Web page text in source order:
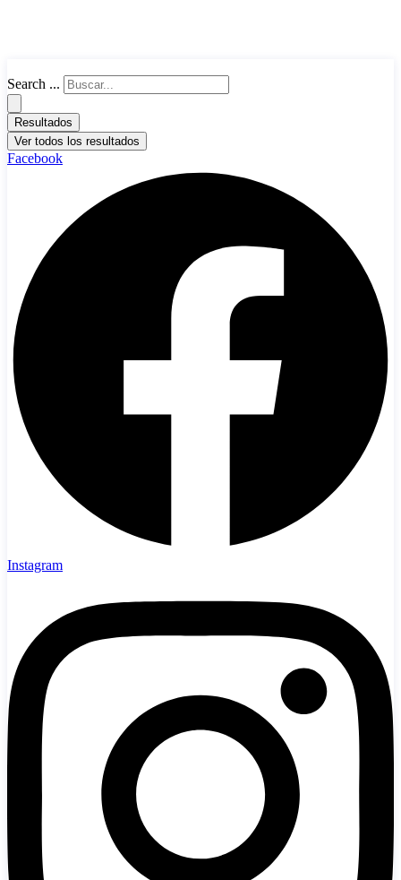
Search ...
Resultados
Ver todos los resultados
Facebook
Instagram